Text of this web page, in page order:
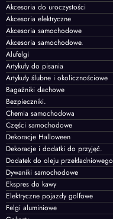
Akcesoria do uroczystości
Akcesoria elektryczne
Akcesoria samochodowe
Akcesoria samochodowe.
Alufelgi
Artykuły do pisania
Artykuły ślubne i okolicznościowe
Bagażniki dachowe
Bezpieczniki.
Chemia samochodowa
Części samochodowe
Dekoracje Halloween
Dekoracje i dodatki do przyjęć.
Dodatek do oleju przekładniowego
Dywaniki samochodowe
Ekspres do kawy
Elektryczne pojazdy golfowe
Felgi aluminiowe